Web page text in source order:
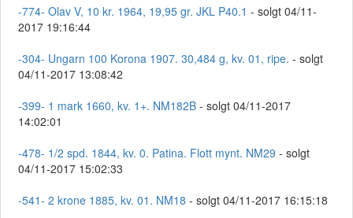
-774- Olav V, 10 kr. 1964, 19,95 gr. JKL P40.1 - solgt 04/11-
2017 19:16:44
-304- Ungarn 100 Korona 1907. 30,484 g, kv. 01, ripe. - solgt
04/11-2017 13:08:42
-399- 1 mark 1660, kv. 1+. NM182B - solgt 04/11-2017
14:02:01
-478- 1/2 spd. 1844, kv. 0. Patina. Flott mynt. NM29 - solgt
04/11-2017 15:02:33
-541- 2 krone 1885, kv. 01. NM18 - solgt 04/11-2017 16:15:18